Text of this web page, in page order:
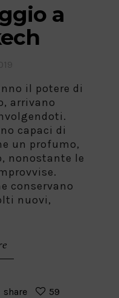
a
il potere di
arrivano
capaci di
un profumo,
nonostante le
conservano
nuovi,
share 59